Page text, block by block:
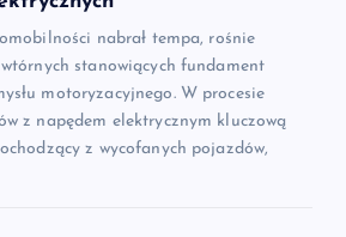
nabrał tempa, rośnie
stanowiących fundament
motoryzacyjnego. W procesie
z napędem elektrycznym kluczową
z wycofanych pojazdów,